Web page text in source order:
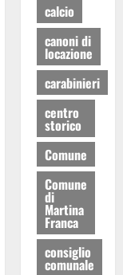
calcio
canoni di
locazione
carabinieri
centro
storico
Comune
Comune
di
Martina
Franca
consiglio
comunale